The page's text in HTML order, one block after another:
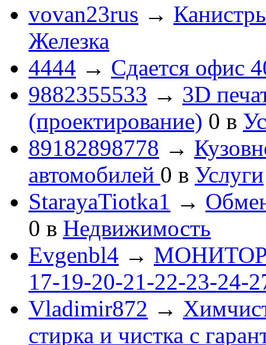
vovan23rus →
Железка
4444 → Сдается офис
9882355533 → 3D
(проектирование) 0 в
89182898778 →
автомобилей 0 в Услуги
StarayaTiotka1 →
0 в Недвижимость
Evgenbl4 → МОНИТОРЫ
17-19-20-21-22-23-24-
Vladimir872 →
стирка и чистка с